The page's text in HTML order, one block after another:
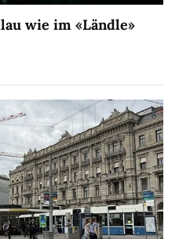
wie im «Ländle»